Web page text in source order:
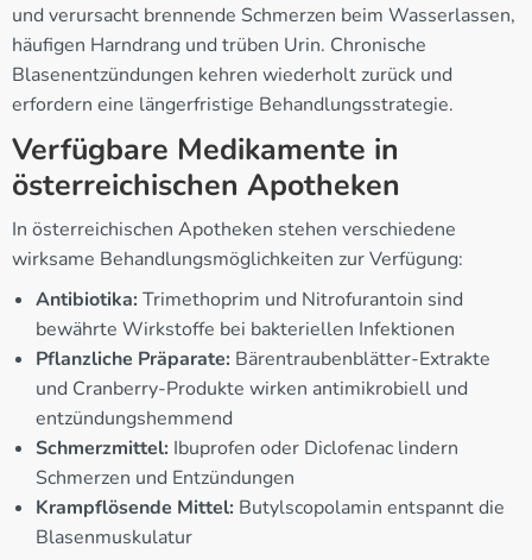
und verursacht brennende Schmerzen beim Wasserlassen,
häufigen Harndrang und trüben Urin. Chronische
Blasenentzündungen kehren wiederholt zurück und
erfordern eine längerfristige Behandlungsstrategie.
Verfügbare Medikamente in
österreichischen Apotheken
In österreichischen Apotheken stehen verschiedene
wirksame Behandlungsmöglichkeiten zur Verfügung:
Antibiotika: Trimethoprim und Nitrofurantoin sind
bewährte Wirkstoffe bei bakteriellen Infektionen
Pflanzliche Präparate: Bärentraubenblätter-Extrakte
und Cranberry-Produkte wirken antimikrobiell und
entzündungshemmend
Schmerzmittel: Ibuprofen oder Diclofenac lindern
Schmerzen und Entzündungen
Krampflösende Mittel: Butylscopolamin entspannt die
Blasenmuskulatur